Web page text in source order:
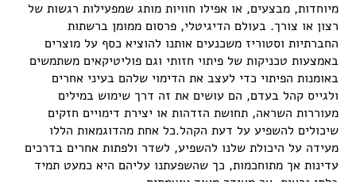
מיוחדות, מבצעים, או אפילו חוויות מותג שמפעילות רגשות של
רצון או צורך. בעולם הדיגיטלי, פרסום ממומן ברשתות
החברתיות וסטוריז משכנעים אותנו להוציא כסף על מוצרים
באמצעות טכניקות של פיתוי חזותי וגם פוליטיקאים משתמשים
באומנות הפיתוי כדי לעצב את הדימוי שלהם בעיני אחרים
ולגייס קהל בעדם, הם עושים את זה דרך שימוש במילים
מעוררות השראה, תחושת הזדהות או יצירת דימויים חזקים
שיכולים להשפיע על דעת הקהל.כל אחת מהדוגמאות הללו
מעידה על היכולת שלנו להשפיע, לשדר ולפתות אחרים בדרכים
עדינות אך מתוחכמות, כך שהשפעתנו עליהם היא כמעט תמיד